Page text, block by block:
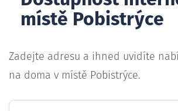
místě Pobistrýce
Zadejte adresu a ihned uvidíte
na doma v místě Pobistrýce.